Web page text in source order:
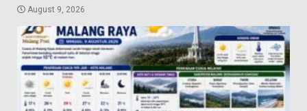
August 9, 2026